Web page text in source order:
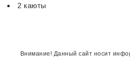
2 каюты
Внимание! Данный сайт носит